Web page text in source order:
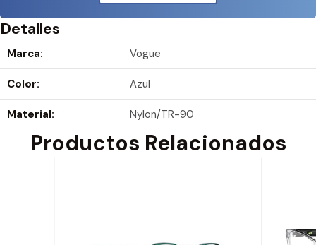
Detalles
Marca: Vogue
Color: Azul
Material: Nylon/TR-90
Productos Relacionados